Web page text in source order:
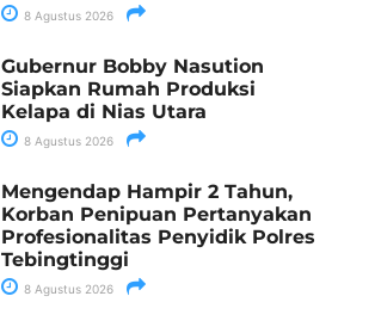
8 Agustus 2026
Gubernur Bobby Nasution
Siapkan Rumah Produksi
Kelapa di Nias Utara
8 Agustus 2026
Mengendap Hampir 2 Tahun,
Korban Penipuan Pertanyakan
Profesionalitas Penyidik Polres
Tebingtinggi
8 Agustus 2026